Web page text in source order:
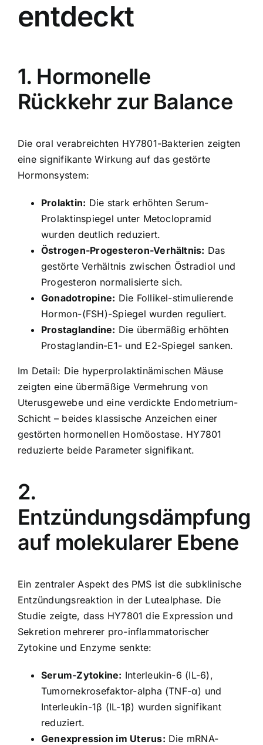
entdeckt
1. Hormonelle
Rückkehr zur Balance
Die oral verabreichten HY7801-Bakterien zeigten
eine signifikante Wirkung auf das gestörte
Hormonsystem:
Prolaktin: Die stark erhöhten Serum-
Prolaktinspiegel unter Metoclopramid
wurden deutlich reduziert.
Östrogen-Progesteron-Verhältnis: Das
gestörte Verhältnis zwischen Östradiol und
Progesteron normalisierte sich.
Gonadotropine: Die Follikel-stimulierende
Hormon-(FSH)-Spiegel wurden reguliert.
Prostaglandine: Die übermäßig erhöhten
Prostaglandin-E1- und E2-Spiegel sanken.
Im Detail: Die hyperprolaktinämischen Mäuse
zeigten eine übermäßige Vermehrung von
Uterusgewebe und eine verdickte Endometrium-
Schicht – beides klassische Anzeichen einer
gestörten hormonellen Homöostase. HY7801
reduzierte beide Parameter signifikant.
2.
Entzündungsdämpfung
auf molekularer Ebene
Ein zentraler Aspekt des PMS ist die subklinische
Entzündungsreaktion in der Lutealphase. Die
Studie zeigte, dass HY7801 die Expression und
Sekretion mehrerer pro-inflammatorischer
Zytokine und Enzyme senkte:
Serum-Zytokine: Interleukin-6 (IL-6),
Tumornekrosefaktor-alpha (TNF-α) und
Interleukin-1β (IL-1β) wurden signifikant
reduziert.
Genexpression im Uterus: Die mRNA-